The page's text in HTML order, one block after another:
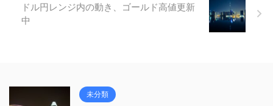
ドル円レンジ内の動き、ゴールド高値更新
中
未分類